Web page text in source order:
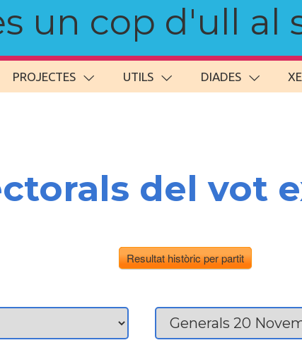
un cop d'ull al
PROJECTES UTILS DIADES
del vot
Resultat històric per partit